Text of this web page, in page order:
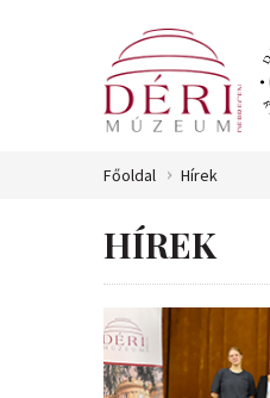
Főoldal Hírek
HÍREK